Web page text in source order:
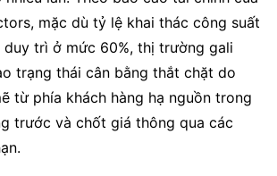
mặc dù tỷ lệ khai thác công suất
trì ở mức 60%, thị trường gali
trạng thái cân bằng thắt chặt do
từ phía khách hàng hạ nguồn trong
trước và chốt giá thông qua các